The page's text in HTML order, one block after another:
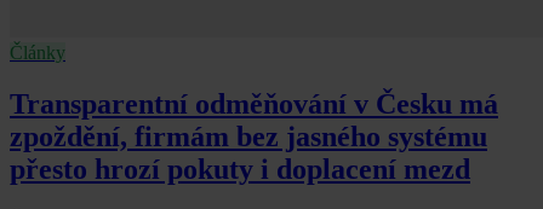
Články
Transparentní odměňování v Česku má
zpoždění, firmám bez jasného systému
přesto hrozí pokuty i doplacení mezd